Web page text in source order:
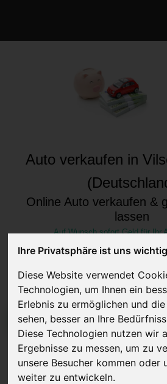
Ihre Privatsphäre ist uns wichtig
Diese Website verwendet
Technologien, um Ihnen ein
Erlebnis zu ermöglichen und
sehen, besser an Ihre
Diese Technologien nutzen wir
Ergebnisse zu messen, um zu
unsere Besucher kommen oder
weiter zu entwickeln.
Auto verkaufen in
Online Auto verkaufen &
lassen
Auf Wunsch sofort Geld für Ihr
JETZT KOSTENLOSE
Kostenloses Angebotfür den Ankauf
Abholung, auf Wunsch sofort Geld. Ihre